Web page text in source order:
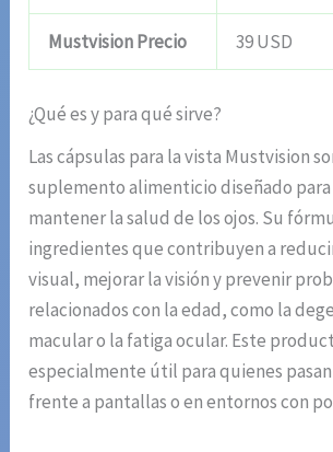
Mustvision Precio 39 USD
¿Qué es y para qué sirve?
Las cápsulas para la vista Mustvision
suplemento alimenticio diseñado
mantener la salud de los ojos. Su
ingredientes que contribuyen a
visual, mejorar la visión y prevenir
relacionados con la edad, como la
macular o la fatiga ocular. Este
especialmente útil para quienes
frente a pantallas o en entornos con